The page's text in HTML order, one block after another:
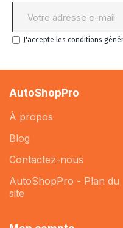
J'accepte les conditions
AutoShopPro
À propos
Blog
Contactez-nous
AutoShopPro - Plan du
site